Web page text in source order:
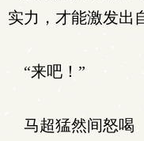
实力，才能激发出
“来吧！”
马超猛然间怒喝